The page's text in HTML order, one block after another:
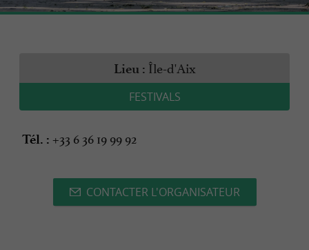
Lieu : Île-d'Aix
FESTIVALS
Tél. : +33 6 36 19 99 92
CONTACTER L'ORGANISATEUR